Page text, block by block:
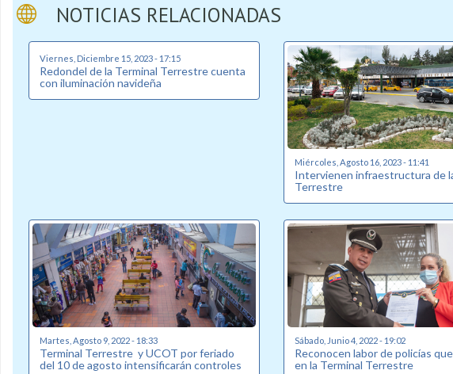
NOTICIAS RELACIONADAS
Viernes, Diciembre 15, 2023 - 17:15
Redondel de la Terminal Terrestre cuenta
con iluminación navideña
Miércoles, Agosto 16, 2023 - 11:41
Intervienen infraestructura de
Terrestre
Martes, Agosto 9, 2022 - 18:33
Terminal Terrestre y UCOT por feriado
del 10 de agosto intensificarán controles
Sábado, Junio 4, 2022 - 19:02
Reconocen labor de policías
en la Terminal Terrestre